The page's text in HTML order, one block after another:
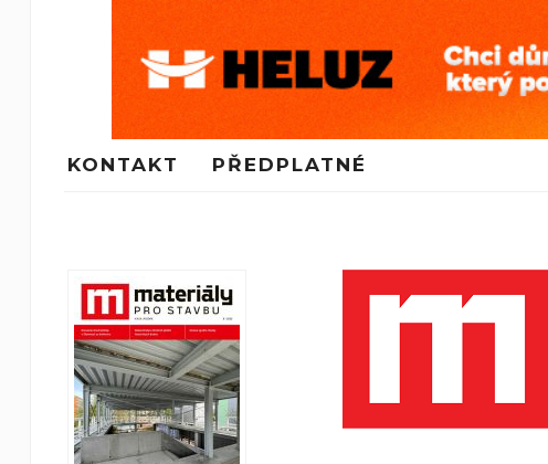
KONTAKT PŘEDPLATNÉ